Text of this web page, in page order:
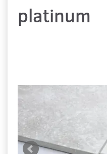
platinum